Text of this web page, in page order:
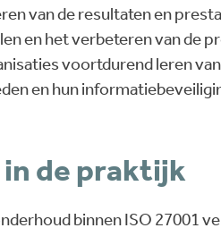
van de resultaten en
en het verbeteren van de
voortdurend leren
en hun
de praktijk
binnen ISO 27001